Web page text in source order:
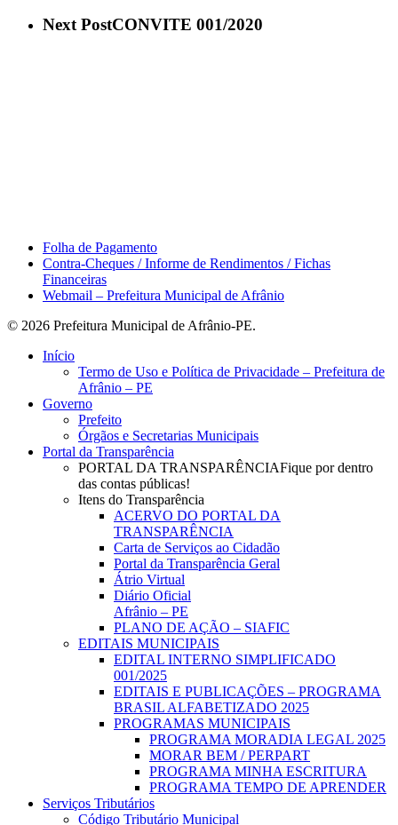
Next PostCONVITE 001/2020
Folha de Pagamento
Contra-Cheques / Informe de Rendimentos / Fichas
Financeiras
Webmail – Prefeitura Municipal de Afrânio
© 2026 Prefeitura Municipal de Afrânio-PE.
Close
Início
Termo de Uso e Política de Privacidade – Prefeitura de
Afrânio – PE
Governo
Prefeito
Órgãos e Secretarias Municipais
Portal da Transparência
PORTAL DA TRANSPARÊNCIAFique por dentro
das contas públicas!
Itens do Transparência
ACERVO DO PORTAL DA
TRANSPARÊNCIA
Carta de Serviços ao Cidadão
Portal da Transparência Geral
Átrio Virtual
Diário Oficial
Afrânio – PE
PLANO DE AÇÃO – SIAFIC
EDITAIS MUNICIPAIS
EDITAL INTERNO SIMPLIFICADO
001/2025
EDITAIS E PUBLICAÇÕES – PROGRAMA
BRASIL ALFABETIZADO 2025
PROGRAMAS MUNICIPAIS
PROGRAMA MORADIA LEGAL 2025
MORAR BEM / PERPART
PROGRAMA MINHA ESCRITURA
PROGRAMA TEMPO DE APRENDER
Serviços Tributários
Código Tributário Municipal